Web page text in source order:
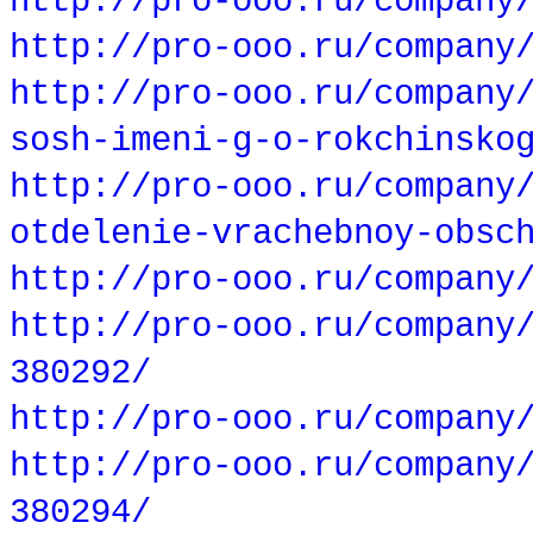
http://pro-ooo.ru/
http://pro-ooo.ru/company/
sosh-imeni-g-o-
http://pro-ooo.ru/
otdelenie-vrachebnoy-
http://pro-ooo.ru/company/
http://pro-ooo.ru/
380292/
http://pro-ooo.ru/
http://pro-ooo.ru/
380294/